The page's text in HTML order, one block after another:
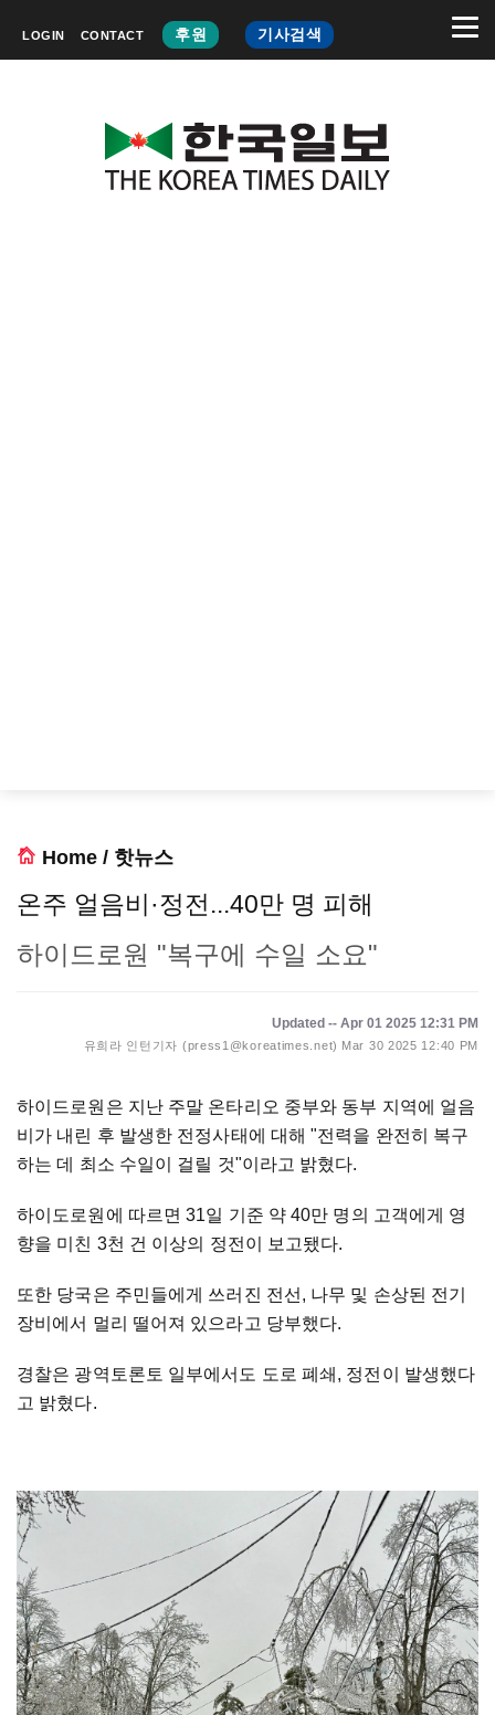
LOGIN CONTACT 후원 기사검색
Home / 핫뉴스
온주 얼음비·정전...40만 명 피해
하이드로원 "복구에 수일 소요"
Updated -- Apr 01 2025 12:31 PM
유희라 인턴기자 (press1@koreatimes.net) Mar 30 2025 12:40 PM
하이드로원은 지난 주말 온타리오 중부와 동부 지역에 얼음
비가 내린 후 발생한 전정사태에 대해 "전력을 완전히 복구
하는 데 최소 수일이 걸릴 것"이라고 밝혔다.
하이도로원에 따르면 31일 기준 약 40만 명의 고객에게 영
향을 미친 3천 건 이상의 정전이 보고됐다.
또한 당국은 주민들에게 쓰러진 전선, 나무 및 손상된 전기
장비에서 멀리 떨어져 있으라고 당부했다.
경찰은 광역토론토 일부에서도 도로 폐쇄, 정전이 발생했다
고 밝혔다.